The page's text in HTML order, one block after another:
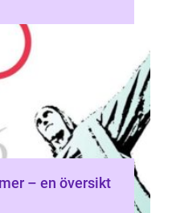
– en översikt